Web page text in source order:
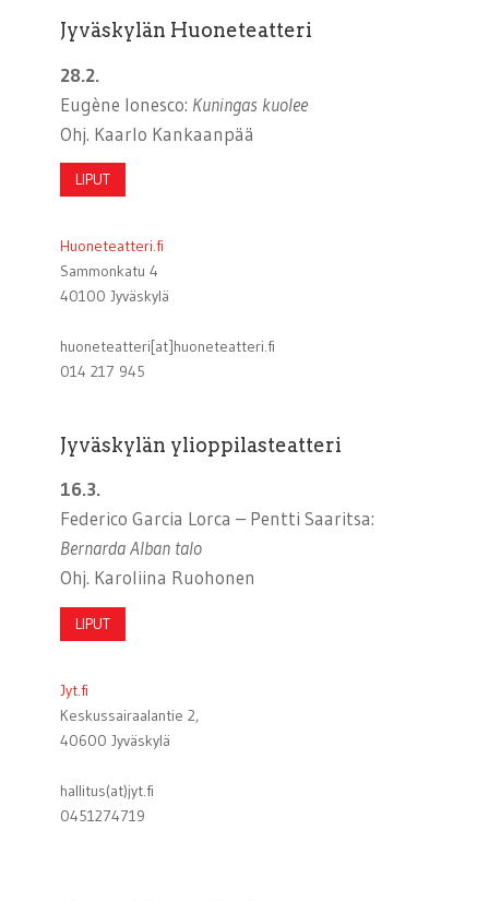
Jyväskylän Huoneteatteri
28.2.
Eugène Ionesco: Kuningas kuolee
Ohj. Kaarlo Kankaanpää
LIPUT
Huoneteatteri.fi
Sammonkatu 4
40100 Jyväskylä
huoneteatteri[at]huoneteatteri.fi
014 217 945
Jyväskylän ylioppilasteatteri
16.3.
Federico Garcia Lorca – Pentti Saaritsa:
Bernarda Alban talo
Ohj. Karoliina Ruohonen
LIPUT
Jyt.fi
Keskussairaalantie 2,
40600 Jyväskylä
hallitus(at)jyt.fi
0451274719